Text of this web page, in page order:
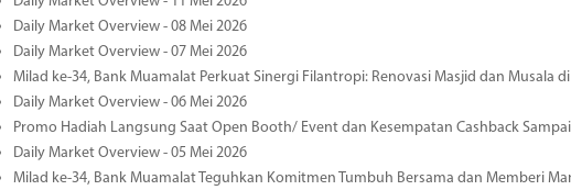
Daily Market Overview - 08 Mei 2026
Daily Market Overview - 07 Mei 2026
Milad ke-34, Bank Muamalat Perkuat Sinergi Filantropi: Renovasi Masjid dan Musala
Daily Market Overview - 06 Mei 2026
Promo Hadiah Langsung Saat Open Booth/ Event dan Kesempatan Cashback
Daily Market Overview - 05 Mei 2026
Milad ke-34, Bank Muamalat Teguhkan Komitmen Tumbuh Bersama dan Memberi